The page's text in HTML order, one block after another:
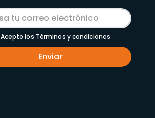
Acepto los Términos y condiciones
Enviar